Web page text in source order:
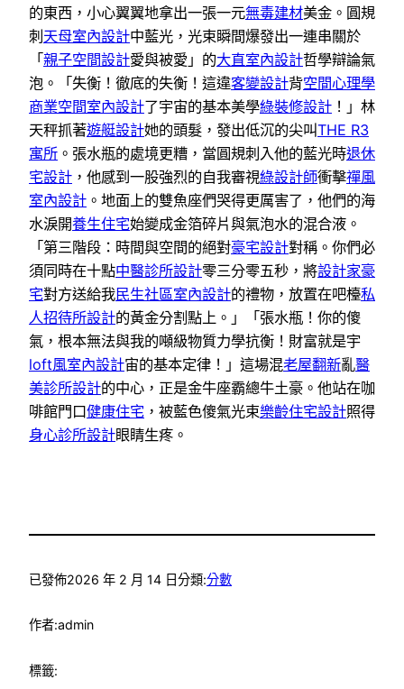
的東西，小心翼翼地拿出一張一元無毒建材美金。圓規
刺 天母室內設計中藍光，光束瞬間爆發出一連串關於
「親子空間設計愛與被愛」的大直室內設計哲學辯論氣
泡。「失衡！徹底的失衡！這違客變設計背空間心理學
商業空間室內設計了宇宙的基本美學綠裝修設計 ！」林
天秤抓著遊艇設計她的頭髮，發出低沉的尖叫THE R3
寓所 。張水瓶的處境更糟，當圓規刺入他的藍光時退休
宅設計 ，他感到一股強烈的自我審視綠設計師衝擊禪風
室內設計 。地面上的雙魚座們哭得更厲害了，他們的海
水淚開養生住宅始變成金箔碎片與氣泡水的混合液。
「第三階段：時間與空間的絕對豪宅設計對稱。你們必
須同時在十點中醫診所設計零三分零五秒，將設計家豪
宅對方送給我民生社區室內設計的禮物，放置在吧檯私
人招待所設計的黃金分割點上。」「張水瓶！你的傻
氣，根本無法與我的噸級物質力學抗衡！財富就是宇
loft風室內設計宙的基本定律！」這場混老屋翻新亂醫
美診所設計的中心，正是金牛座霸總牛土豪。他站在咖
啡館門口健康住宅 ，被藍色傻氣光束樂齡住宅設計照得
身心診所設計眼睛生疼。
已發佈2026 年 2 月 14 日分類:分數
作者:admin
標籤: